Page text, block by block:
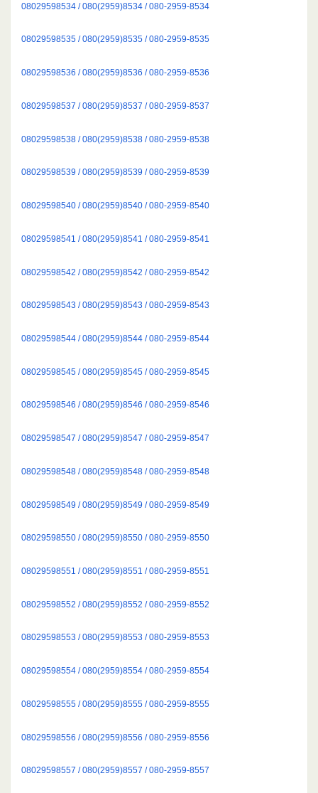
08029598534 / 080(2959)8534 / 080-2959-8534
08029598535 / 080(2959)8535 / 080-2959-8535
08029598536 / 080(2959)8536 / 080-2959-8536
08029598537 / 080(2959)8537 / 080-2959-8537
08029598538 / 080(2959)8538 / 080-2959-8538
08029598539 / 080(2959)8539 / 080-2959-8539
08029598540 / 080(2959)8540 / 080-2959-8540
08029598541 / 080(2959)8541 / 080-2959-8541
08029598542 / 080(2959)8542 / 080-2959-8542
08029598543 / 080(2959)8543 / 080-2959-8543
08029598544 / 080(2959)8544 / 080-2959-8544
08029598545 / 080(2959)8545 / 080-2959-8545
08029598546 / 080(2959)8546 / 080-2959-8546
08029598547 / 080(2959)8547 / 080-2959-8547
08029598548 / 080(2959)8548 / 080-2959-8548
08029598549 / 080(2959)8549 / 080-2959-8549
08029598550 / 080(2959)8550 / 080-2959-8550
08029598551 / 080(2959)8551 / 080-2959-8551
08029598552 / 080(2959)8552 / 080-2959-8552
08029598553 / 080(2959)8553 / 080-2959-8553
08029598554 / 080(2959)8554 / 080-2959-8554
08029598555 / 080(2959)8555 / 080-2959-8555
08029598556 / 080(2959)8556 / 080-2959-8556
08029598557 / 080(2959)8557 / 080-2959-8557